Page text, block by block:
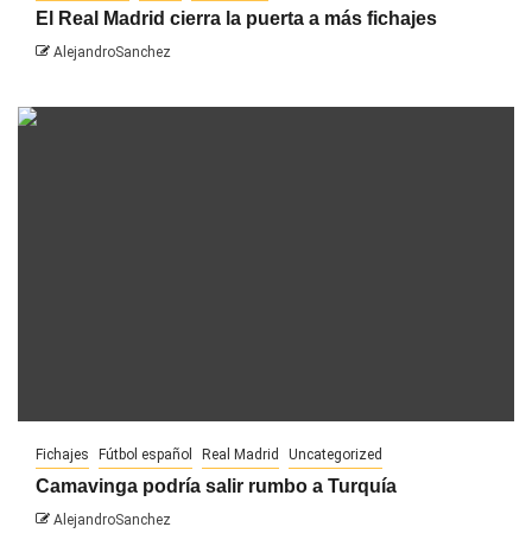
El Real Madrid cierra la puerta a más fichajes
AlejandroSanchez
Fichajes Fútbol español Real Madrid Uncategorized
Camavinga podría salir rumbo a Turquía
AlejandroSanchez